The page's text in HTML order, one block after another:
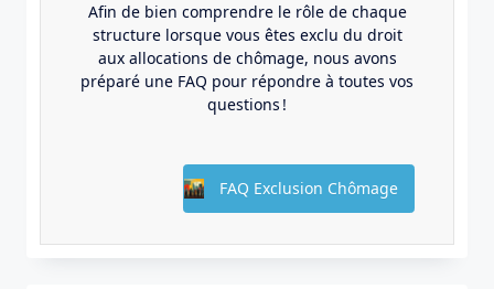
Afin de bien comprendre le rôle de chaque
structure lorsque vous êtes exclu du droit
aux allocations de chômage, nous avons
préparé une FAQ pour répondre à toutes vos
questions !
FAQ Exclusion Chômage